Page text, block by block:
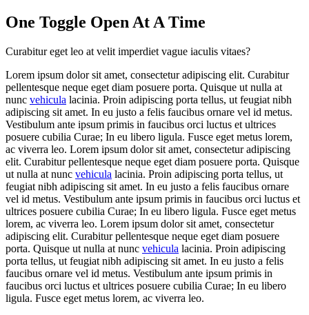
One Toggle Open At A Time
Curabitur eget leo at velit imperdiet vague iaculis vitaes?
Lorem ipsum dolor sit amet, consectetur adipiscing elit. Curabitur
pellentesque neque eget diam posuere porta. Quisque ut nulla at
nunc vehicula lacinia. Proin adipiscing porta tellus, ut feugiat nibh
adipiscing sit amet. In eu justo a felis faucibus ornare vel id metus.
Vestibulum ante ipsum primis in faucibus orci luctus et ultrices
posuere cubilia Curae; In eu libero ligula. Fusce eget metus lorem,
ac viverra leo. Lorem ipsum dolor sit amet, consectetur adipiscing
elit. Curabitur pellentesque neque eget diam posuere porta. Quisque
ut nulla at nunc vehicula lacinia. Proin adipiscing porta tellus, ut
feugiat nibh adipiscing sit amet. In eu justo a felis faucibus ornare
vel id metus. Vestibulum ante ipsum primis in faucibus orci luctus et
ultrices posuere cubilia Curae; In eu libero ligula. Fusce eget metus
lorem, ac viverra leo. Lorem ipsum dolor sit amet, consectetur
adipiscing elit. Curabitur pellentesque neque eget diam posuere
porta. Quisque ut nulla at nunc vehicula lacinia. Proin adipiscing
porta tellus, ut feugiat nibh adipiscing sit amet. In eu justo a felis
faucibus ornare vel id metus. Vestibulum ante ipsum primis in
faucibus orci luctus et ultrices posuere cubilia Curae; In eu libero
ligula. Fusce eget metus lorem, ac viverra leo.